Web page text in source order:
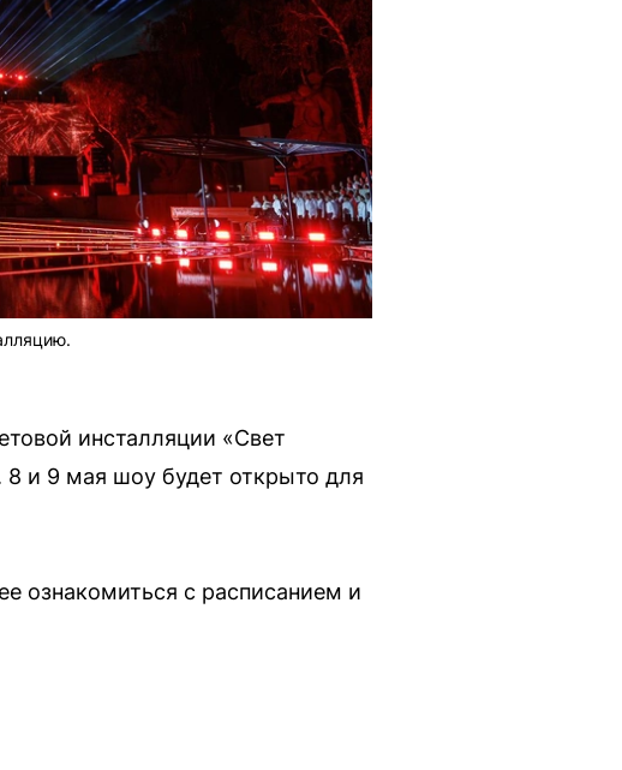
инсталляции «Свет
и 9 мая шоу будет открыто для
ознакомиться с расписанием и